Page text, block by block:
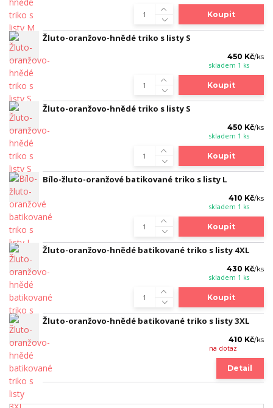
Koupit
Žluto-oranžovo-hnědé triko s listy S
450 Kč/ks
skladem 1 ks
Koupit
Žluto-oranžovo-hnědé triko s listy S
450 Kč/ks
skladem 1 ks
Koupit
Bílo-žluto-oranžové batikované triko s listy L
410 Kč/ks
skladem 1 ks
Koupit
Žluto-oranžovo-hnědé batikované triko s listy 4XL
430 Kč/ks
skladem 1 ks
Koupit
Žluto-oranžovo-hnědé batikované triko s listy 3XL
410 Kč/ks
na dotaz
Detail